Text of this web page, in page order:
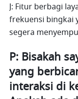
J: Fitur berbagi
frekuensi bingkai
segera
P: Bisakah
yang
interaksi di